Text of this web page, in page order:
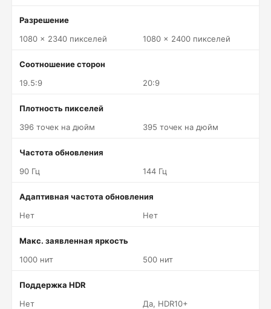
Разрешение
1080 x 2340 пикселей
1080 x 2400 пикселей
Соотношение сторон
19.5:9
20:9
Плотность пикселей
396 точек на дюйм
395 точек на дюйм
Частота обновления
90 Гц
144 Гц
Адаптивная частота обновления
Нет
Нет
Макс. заявленная яркость
1000 нит
500 нит
Поддержка HDR
Нет
Да, HDR10+